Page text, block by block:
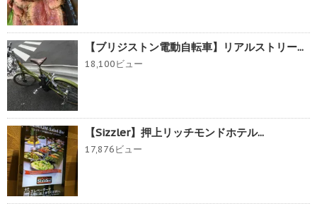
【ブリジストン電動自転車】リアルストリー...
18,100ビュー
【Sizzler】押上リッチモンドホテル...
17,876ビュー